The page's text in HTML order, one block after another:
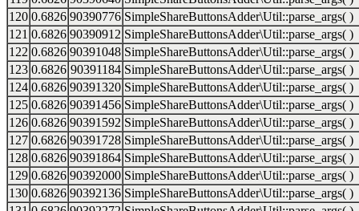
120 0.6826 90390776 SimpleShareButtonsAdder\Util::parse_args( )
121 0.6826 90390912 SimpleShareButtonsAdder\Util::parse_args( )
122 0.6826 90391048 SimpleShareButtonsAdder\Util::parse_args( )
123 0.6826 90391184 SimpleShareButtonsAdder\Util::parse_args( )
124 0.6826 90391320 SimpleShareButtonsAdder\Util::parse_args( )
125 0.6826 90391456 SimpleShareButtonsAdder\Util::parse_args( )
126 0.6826 90391592 SimpleShareButtonsAdder\Util::parse_args( )
127 0.6826 90391728 SimpleShareButtonsAdder\Util::parse_args( )
128 0.6826 90391864 SimpleShareButtonsAdder\Util::parse_args( )
129 0.6826 90392000 SimpleShareButtonsAdder\Util::parse_args( )
130 0.6826 90392136 SimpleShareButtonsAdder\Util::parse_args( )